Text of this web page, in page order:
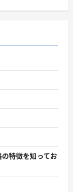
特徴を知ってお